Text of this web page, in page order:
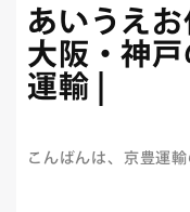
あいうえ
大阪・神
運輸 |
こんばんは、京豊運